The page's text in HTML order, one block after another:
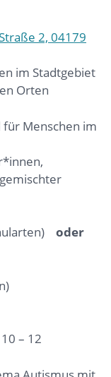
2, 04179
Stadtgebiet
Orten
Menschen im
oder
– 12